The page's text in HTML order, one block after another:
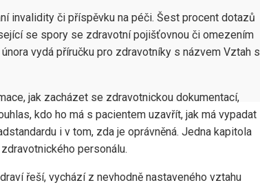
invalidity či příspěvku na péči. Šest procent dotazů
se spory se zdravotní pojišťovnou či omezením
vydá příručku pro zdravotníky s názvem Vztah s
jak zacházet se zdravotnickou dokumentací,
kdo ho má s pacientem uzavřít, jak má vypadat
i v tom, zda je oprávněná. Jedna kapitola
personálu.
řeší, vychází z nevhodně nastaveného vztahu